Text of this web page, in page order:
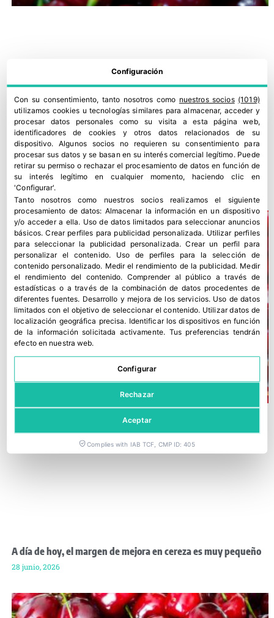
Cereza chilena: un nuevo estándar de 12.000 kilos por
hectárea
8 julio, 2026
A día de hoy, el margen de mejora en cereza es muy pequeño
28 junio, 2026
Configuración
Con su consentimiento, tanto nosotros como nuestros socios (1019)
utilizamos cookies u tecnologías similares para almacenar, acceder y
procesar datos personales como su visita a esta página web,
identificadores de cookies y otros datos relacionados de su
dispositivo. Algunos socios no requieren su consentimiento para
procesar sus datos y se basan en su interés comercial legítimo. Puede
retirar su permiso o rechazar el procesamiento de datos en función de
su interés legítimo en cualquier momento, haciendo clic en
'Configurar'.
Tanto nosotros como nuestros socios realizamos el siguiente
procesamiento de datos: Almacenar la información en un dispositivo
y/o acceder a ella. Uso de datos limitados para seleccionar anuncios
básicos.Crear perfiles para publicidad personalizada. Utilizar perfiles
para seleccionar la publicidad personalizada.Crear un perfil para
personalizar el contenido. Uso de perfiles para la selección de
contenido personalizado. Medir el rendimiento de la publicidad. Medir
el rendimiento del contenido.Comprender al público a través de
estadísticas o a través de la combinación de datos procedentes de
diferentes fuentes. Desarrollo y mejora de los servicios. Uso de datos
limitados con el objetivo de seleccionar el contenido. Utilizar datos de
localización geográfica precisa. Identificar los dispositivos en función
de la información solicitada activamente. Tus preferencias tendrán
efecto en nuestra web.
Configurar
Rechazar
Aceptar
Complies with IAB TCF, CMP ID: 405